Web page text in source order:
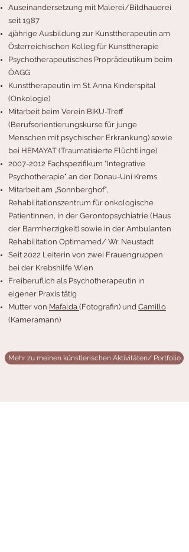
Auseinandersetzung mit Malerei/Bildhauerei
seit 1987
4jährige Ausbildung zur Kunsttherapeutin am
Österreichischen Kolleg für Kunsttherapie
Psychotherapeutisches Proprädeutikum beim
ÖAGG
Kunsttherapeutin im St. Anna Kinderspital
(Onkologie)
Mitarbeit beim Verein BIKU-Treff
(Berufsorientierungskurse für junge
Menschen mit psychischer Erkrankung) sowie
bei HEMAYAT (Traumatisierte Flüchtlinge)
2007-2012 Fachspezifikum "Integrative
Psychotherapie" an der Donau-Uni Krems
Mitarbeit am „Sonnberghof“,
Rehabilitationszentrum für onkologische
PatientInnen, in der Gerontopsychiatrie (Haus
der Barmherzigkeit) sowie in der Ambulanten
Rehabilitation Optimamed/ Wr. Neustadt
Seit 2022 Leiterin von zwei Frauengruppen
bei der Krebshilfe Wien
Freiberuflich als Psychotherapeutin in
eigener Praxis tätig
Mutter von Mafalda (Fotografin) und Camillo
(Kameramann)
Mehr zu meinen künstlerischen Aktivitäten/ Portfolio